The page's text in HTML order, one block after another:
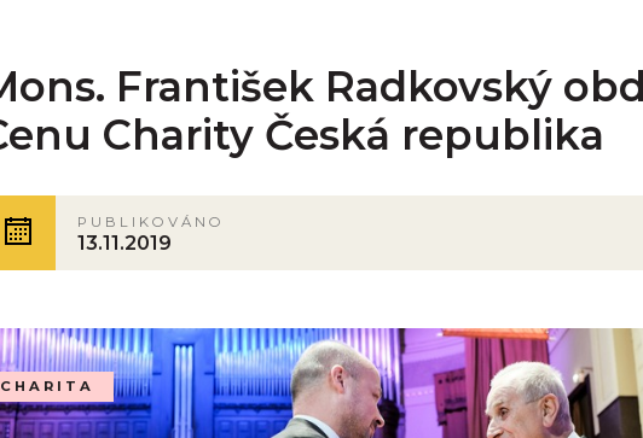
František Radkovský
Charity Česká republika
PUBLIKOVÁNO
13.11.2019
CHARITA